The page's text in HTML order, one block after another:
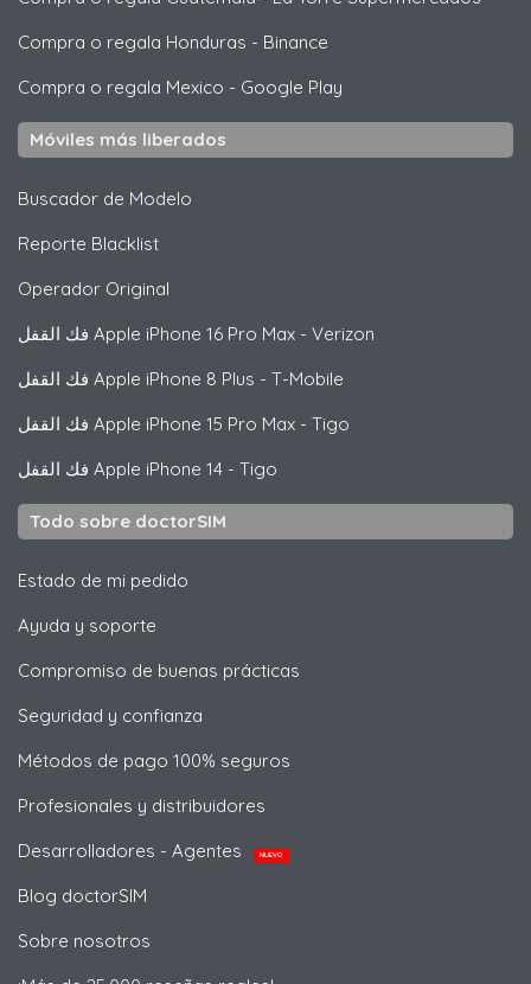
Compra o regala Honduras - Binance
Compra o regala Mexico - Google Play
Móviles más liberados
Buscador de Modelo
Reporte Blacklist
Operador Original
Apple iPhone 16 Pro Max - Verizon
Apple iPhone 8 Plus - T-Mobile
Apple iPhone 15 Pro Max - Tigo
Apple iPhone 14 - Tigo
Todo sobre doctorSIM
Estado de mi pedido
Ayuda y soporte
Compromiso de buenas prácticas
Seguridad y confianza
Métodos de pago 100% seguros
Profesionales y distribuidores
Desarrolladores - Agentes
NUEVO
Blog doctorSIM
Sobre nosotros